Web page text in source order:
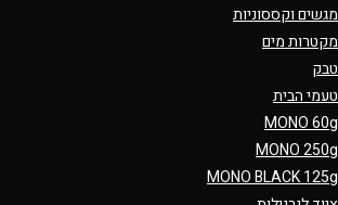
מגשים וקססוניות
מקטרות מים
טבק
טעמי הבית
MONO 60g
MONO 250g
MONO BLACK 125g